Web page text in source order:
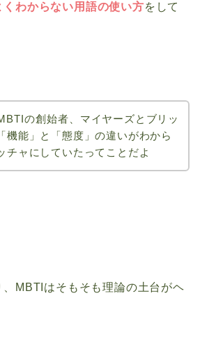
わからない用語の使い方をして
の創始者、 マイヤーズとブリッ
「機能」と「態度」の違いがわから
チャにしていたってことだよ
MBTIはそもそも理論の土台がヘ